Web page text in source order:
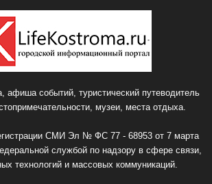
афиша событий, туристический путеводитель
музеи, места отдыха.
СМИ Эл № ФС 77 - 68953 от 7 марта
службой по надзору в сфере связи,
технологий и массовых коммуникаций.